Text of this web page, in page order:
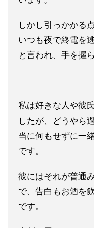
しかし引っかかる
いつも夜で終電を
と言われ、手を握
私は好きな人や彼
したが、どうやら
当に何もせずに一
です。
彼にはそれが普通
で、告白もお酒を
です。